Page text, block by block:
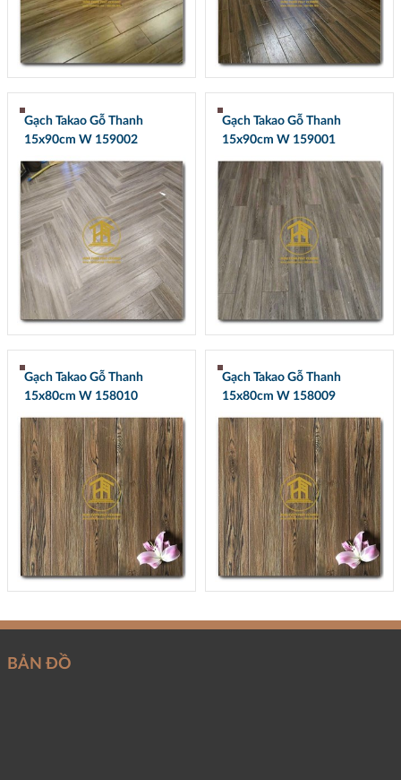
Gạch Takao Gỗ Thanh
15x90cm W 159002
Gạch Takao Gỗ Thanh
15x90cm W 159001
Gạch Takao Gỗ Thanh
15x80cm W 158010
Gạch Takao Gỗ Thanh
15x80cm W 158009
BẢN ĐỒ